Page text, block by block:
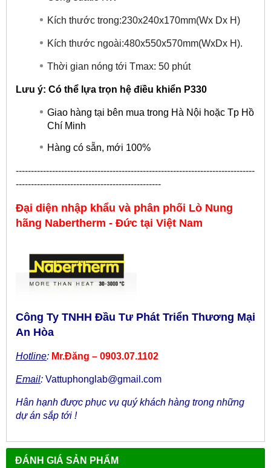
Kích thước trong:230x240x170mm(Wx Dx H)
Kích thước ngoài:480x550x570mm(WxDx H).
Thời gian nóng tới Tmax: 50 phút
Lưu ý: Có thể lựa trọn hệ điều khiển P330
Giao hàng tại bên mua trong Hà Nội hoặc Tp Hồ
Chí Minh
Hàng có sẵn, mới 100%
-------------------------------------------------------------------------------
------------------------------------------------
Đại diện nhập khẩu và phân phối Lò Nung
hãng Nabertherm - Đức tại Việt Nam
Công Ty TNHH Đầu Tư Phát Triển Thương Mại
An Hòa
Hotline: Mr.Đăng – 0903.07.1102
Email: Vattuphonglab@gmail.com
Hân hạnh được phục vụ quý khách hàng trong những
dự án sắp tới !
ĐÁNH GIÁ SẢN PHẨM